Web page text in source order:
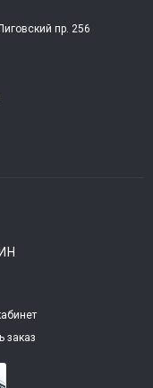
пр. 256
заказ